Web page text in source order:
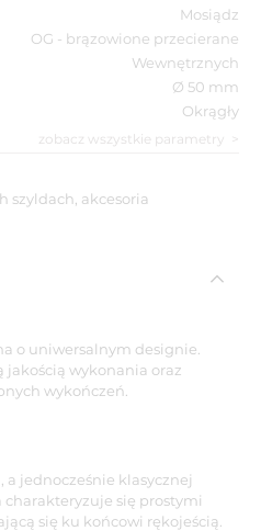
Mosiądz
OG - brązowione przecierane
Wewnętrznych
Ø 50 mm
Okrągły
zobacz wszystkie parametry
szyldach, akcesoria
o uniwersalnym designie.
jakością wykonania oraz
wykończeń.
jednocześnie klasycznej
się prostymi
się ku końcowi rękojeścią.